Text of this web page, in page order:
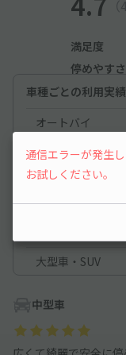
満足度
停めやすさ
車種ごとの利用実績
オートバイ
軽自動車
コンパクトカー
中型車
大型車・SUV
中型車
通信エラーが発生
お試しください。